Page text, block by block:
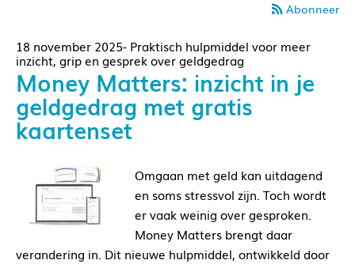
Abonneer
18 november 2025- Praktisch hulpmiddel voor meer
inzicht, grip en gesprek over geldgedrag
Money Matters: inzicht in je
geldgedrag met gratis
kaartenset
Omgaan met geld kan uitdagend
en soms stressvol zijn. Toch wordt
er vaak weinig over gesproken.
Money Matters brengt daar
verandering in. Dit nieuwe hulpmiddel, ontwikkeld door